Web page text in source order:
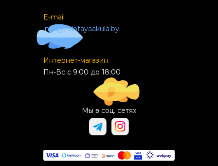
E-mail
info@zolotayaakula.by
Интернет-магазин
Пн-Вс с 9:00 до 18:00
Мы в соц. сетях